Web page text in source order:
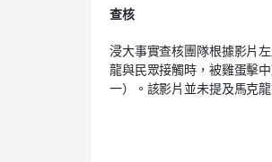
查核
浸大事實查核團隊根據影片 左
龍與民眾接觸時，被雞蛋擊中
一）。 該影片並未提及馬克龍